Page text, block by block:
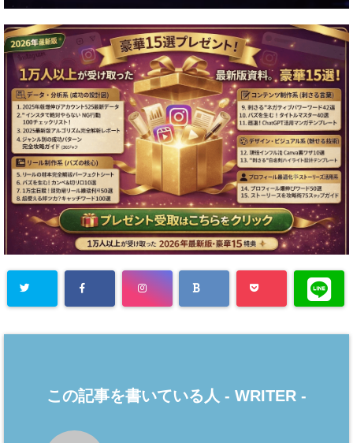
この記事を書いている人 - WRITER -